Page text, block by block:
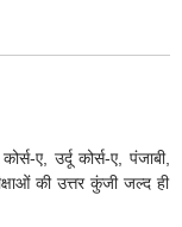
ए, उर्दू कोर्स-ए, पंजाबी,
की उत्तर कुंजी जल्द ही